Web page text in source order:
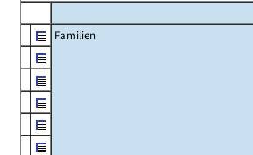
Familien